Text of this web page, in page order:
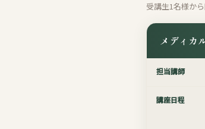
受講生1名様から
メディカ
担当講師
講座日程